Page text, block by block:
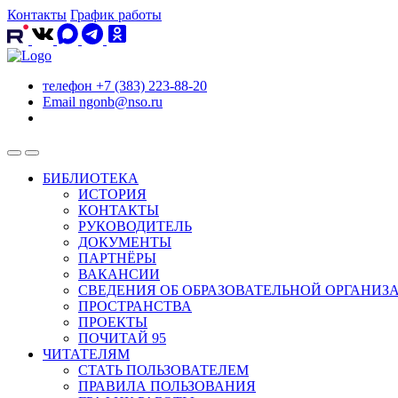
Контакты График работы
телефон +7 (383) 223-88-20
Email ngonb@nso.ru
БИБЛИОТЕКА
ИСТОРИЯ
КОНТАКТЫ
РУКОВОДИТЕЛЬ
ДОКУМЕНТЫ
ПАРТНЁРЫ
ВАКАНСИИ
СВЕДЕНИЯ ОБ ОБРАЗОВАТЕЛЬНОЙ
ПРОСТРАНСТВА
ПРОЕКТЫ
ПОЧИТАЙ 95
ЧИТАТЕЛЯМ
СТАТЬ ПОЛЬЗОВАТЕЛЕМ
ПРАВИЛА ПОЛЬЗОВАНИЯ